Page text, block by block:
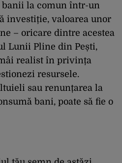
banii la comun într-un
investiție, valoarea unor
– oricare dintre acestea
Lunii Pline din Pești,
realist în privința
resursele.
sau renunțarea la
bani, poate să fie o